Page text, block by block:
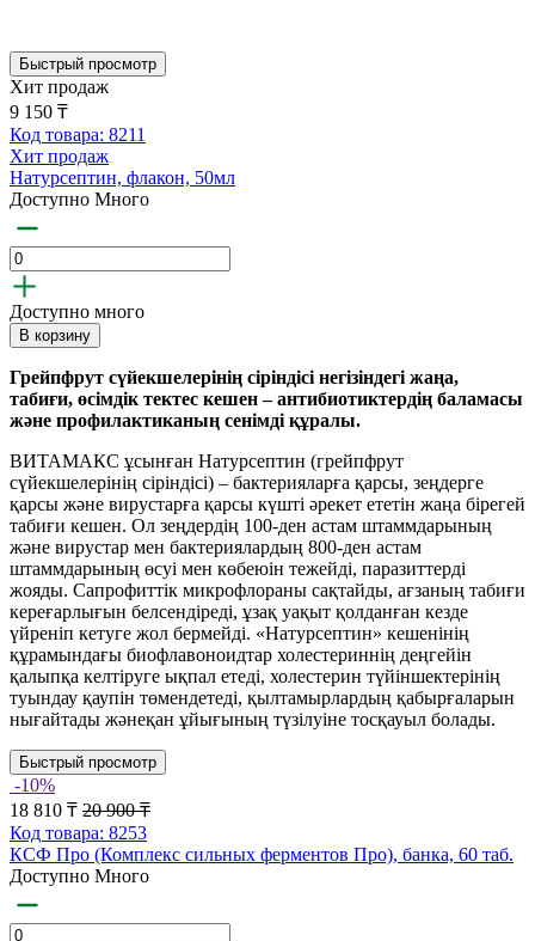
Быстрый просмотр
Хит продаж
9 150 ₸
Код товара: 8211
Хит продаж
Натурсептин, флакон, 50мл
Доступно Много
Доступно много
В корзину
Грейпфрут сүйекшелерінің сіріндісі негізіндегі жаңа,
табиғи, өсімдік тектес кешен – антибиотиктердің баламасы
және профилактиканың сенімді құралы.
ВИТАМАКС ұсынған Натурсептин (грейпфрут
сүйекшелерінің сіріндісі) – бактерияларға қарсы, зеңдерге
қарсы және вирустарға қарсы күшті әрекет ететін жаңа бірегей
табиғи кешен. Ол зеңдердің 100-ден астам штаммдарының
және вирустар мен бактериялардың 800-ден астам
штаммдарының өсуі мен көбеюін тежейді, паразиттерді
жояды. Сапрофиттік микрофлораны сақтайды, ағзаның табиғи
кереғарлығын белсендіреді, ұзақ уақыт қолданған кезде
үйреніп кетуге жол бермейді. «Натурсептин» кешенінің
құрамындағы биофлавоноидтар холестериннің деңгейін
қалыпқа келтіруге ықпал етеді, холестерин түйіншектерінің
туындау қаупін төмендетеді, қылтамырлардың қабырғаларын
нығайтады жәнеқан ұйығының түзілуіне тосқауыл болады.
Быстрый просмотр
-10%
18 810 ₸ 20 900 ₸
Код товара: 8253
КСФ Про (Комплекс сильных ферментов Про), банка, 60 таб.
Доступно Много